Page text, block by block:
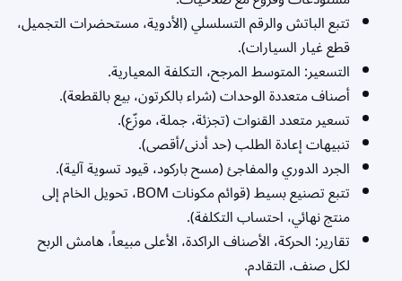
تتبع الباتش والرقم التسلسلي (الأدوية، مستحضرات التجميل،
قطع غيار السيارات).
التسعير: المتوسط المرجح، التكلفة المعيارية.
أصناف متعددة الوحدات (شراء بالكرتون، بيع بالقطعة).
تسعير متعدد القنوات (تجزئة، جملة، موزّع).
تنبيهات إعادة الطلب (حد أدنى/أقصى).
الجرد الدوري والمفاجئ (مسح باركود، قيود تسوية آلية).
تتبع تصنيع بسيط (قوائم مكونات BOM، تحويل الخام إلى
منتج نهائي، احتساب التكلفة).
تقارير: الحركة، الأصناف الراكدة، الأعلى مبيعاً، هامش الربح
لكل صنف، التقادم.